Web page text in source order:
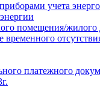
учета
помещения/
платежного